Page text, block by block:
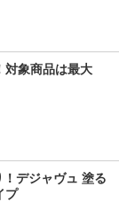
対象商品は最大
！デジャヴュ 塗る
プ